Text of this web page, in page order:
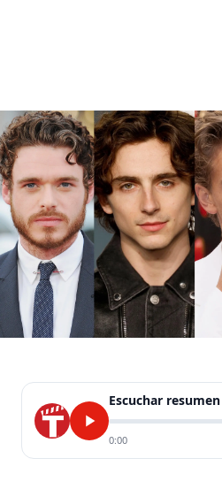
Escuchar resumen
0:00